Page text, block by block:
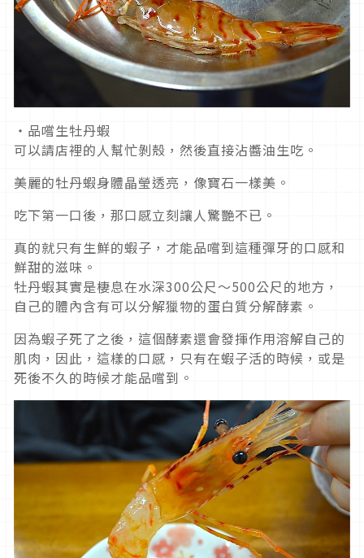
・品嚐生牡丹蝦
可以請店裡的人幫忙剝殼，然後直接沾醬油生吃。
美麗的牡丹蝦身體晶瑩透亮，像寶石一樣美。
吃下第一口後，那口感立刻讓人驚艷不已。
真的就只有生鮮的蝦子，才能品嚐到這種彈牙的口感和
鮮甜的滋味。
牡丹蝦其實是棲息在水深300公尺〜500公尺的地方，
自己的體內含有可以分解獵物的蛋白質分解酵素。
因為蝦子死了之後，這個酵素還會發揮作用溶解自己的
肌肉，因此，這樣的口感，只有在蝦子活的時候，或是
死後不久的時候才能品嚐到。